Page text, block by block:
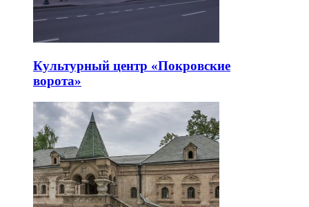
Культурный центр «Покровские
ворота»